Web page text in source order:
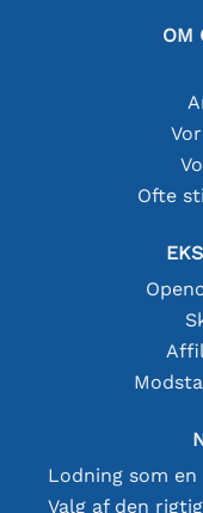
OM
Ofte